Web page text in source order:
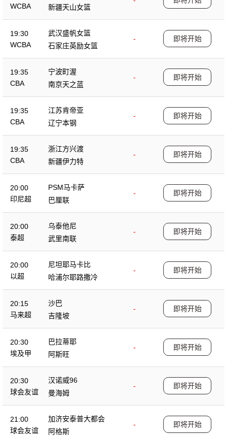
WCBA
新疆天山女篮
19:30
WCBA
武汉盛帆女篮
-
石家庄英励女篮
即将开始
19:35
CBA
宁波町渥
-
南京天之蓝
即将开始
19:35
CBA
江苏肯帝亚
-
辽宁本钢
即将开始
19:35
CBA
浙江方兴渡
-
新疆伊力特
即将开始
20:00
印尼超
PSM马卡萨
-
巴厘联
即将开始
20:00
泰超
乌泰他尼
-
武里南联
即将开始
20:00
以超
尼坦耶马卡比
-
哈浦尔耶路撒冷
即将开始
20:15
马来超
沙巴
-
吉隆坡
即将开始
20:30
埃及甲
巴拉蒂耶
-
阿斯旺
即将开始
20:30
球会友谊
汉诺威96
-
曼海姆
即将开始
21:00
球会友谊
加济安泰普大都会
-
阿格斯
即将开始